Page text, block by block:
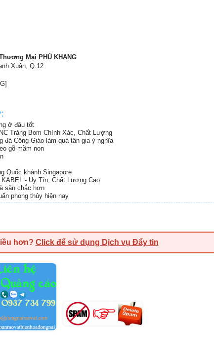
Mại PHÚ KHANG
Xuân, Q.12
ở đâu tốt
Trảng Bom Chính Xác, Chất Lượng
Công Giáo làm quà tân gia ý nghĩa
gỗ mầm non
Quốc khánh Singapore
KABEL - Uy Tín, Chất Lượng Cao
săn chắc hơn
phong thủy hiện nay
hơn? Click để sử dụng Dịch vụ Đẩy tin